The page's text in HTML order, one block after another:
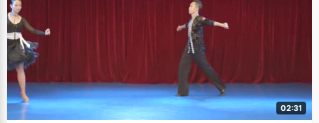
02:31